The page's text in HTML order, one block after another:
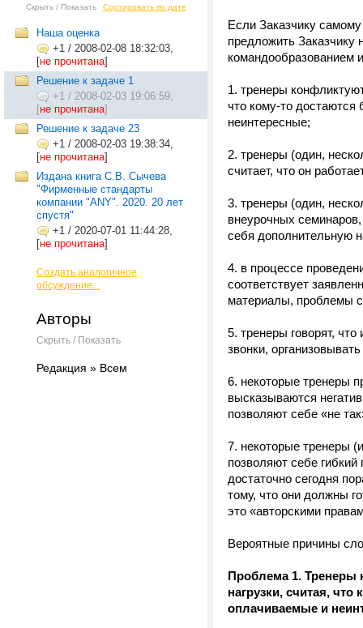
Скрыть / Показать Сортировать по дате
Наша оценка
+1 / 2008-02-08 18:32:03,
[не прочитана]
Решение к задаче 1
+1 / 2008-02-03 19:06:59,
[не прочитана]
Решение к задаче 23
+1 / 2008-02-03 19:38:34,
[не прочитана]
Издана книга С.В. Сычева
"Фирменные стандарты
компании "ANY". 2020. 20 лет
спустя"
+1 / 2020-07-01 11:44:28,
[не прочитана]
Создать аналогичное
обсуждение...
Авторы
Скрыть / Показать
Редакция » Всем
Если Заказчику
предложить
командообразованием
1. тренеры
что кому-то
неинтересные;
2. тренеры (один,
считает, что он
3. тренеры (один,
внеурочных семинаров,
себя дополнительную
4. в процессе
соответствует
материалы, проблемы с
5. тренеры говорят,
звонки,
6. некоторые тренеры
высказываются
позволяют себе «не
7. некоторые тренеры
позволяют себе гибкий
достаточно сегодня
тому, что они должны
это «авторскими
Вероятные причины
Проблема 1. Тренеры
нагрузки, считая,
оплачиваемые и